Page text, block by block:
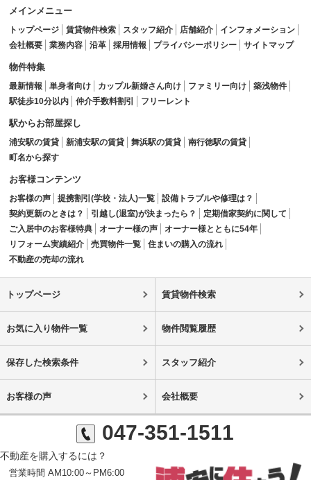
メインメニュー
トップページ 賃貸物件検索 スタッフ紹介 店舗紹介
インフォメーション
会社概要
業務内容 沿革 採用情報 プライバシーポリシー サイトマップ
物件特集
最新情報 単身者向け カップル新婚さん向け ファミリー向け
築浅物件
駅徒歩10分以内
仲介手数料割引 フリーレント
駅からお部屋探し
浦安駅の賃貸 新浦安駅の賃貸 舞浜駅の賃貸
南行徳駅の賃貸
町名から探す
お客様コンテンツ
お客様の声 提携割引(学校・法人)一覧
設備トラブルや修理は？
契約更新のときは？
引越し(退室)が決まったら？
定期借家契約に関して
ご入居中のお客様特典
オーナー様の声
オーナー様とともに54年
リフォーム実績紹介
売買物件一覧
住まいの購入の流れ
不動産の売却の流れ
トップページ 賃貸物件検索
お気に入り物件一覧 物件閲覧履歴
保存した検索条件 スタッフ紹介
お客様の声 会社概要
047-351-1511
不動産を購入するには？
営業時間 AM10:00～PM6:00